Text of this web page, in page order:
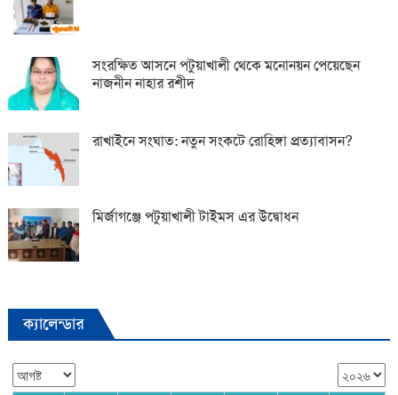
সংরক্ষিত আসনে পটুয়াখালী থেকে মনোনয়ন পেয়েছেন
নাজনীন নাহার রশীদ
রাখাইনে সংঘাত: নতুন সংকটে রোহিঙ্গা প্রত্যাবাসন?
মির্জাগঞ্জে পটুয়াখালী টাইমস এর উদ্বোধন
ক্যালেন্ডার